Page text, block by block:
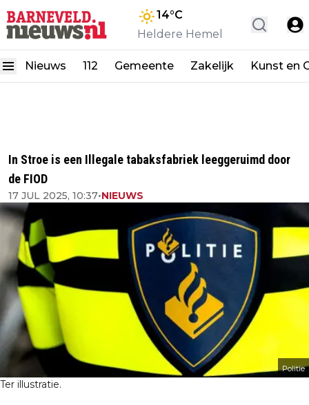
14°C
Heldere Hemel
Nieuws 112 Gemeente Zakelijk Kunst en
In Stroe is een Illegale tabaksfabriek leeggeruimd door
de FIOD
17 JUL 2025, 10:37•NIEUWS
Politie
Ter illustratie.